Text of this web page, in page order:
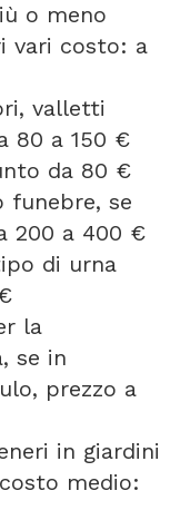
o meno
vari costo: a
valletti
80 a 150 €
da 80 €
funebre, se
200 a 400 €
di urna
la
se in
prezzo a
in giardini
medio: